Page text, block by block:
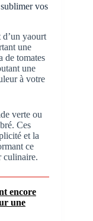
vos
d’un yaourt
une
de tomates
une
à votre
verte ou
Ces
et la
ce
culinaire.
encore
une